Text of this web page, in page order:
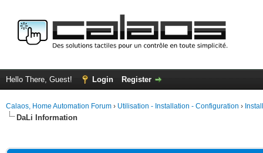
Hello There, Guest! Login Register
Calaos, Home Automation Forum › Utilisation - Installation - Configuration ›
DaLi Information